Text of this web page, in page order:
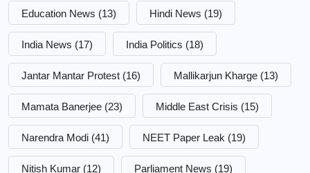
Education News (13) Hindi News (19)
India News (17) India Politics (18)
Jantar Mantar Protest (16) Mallikarjun Kharge (13)
Mamata Banerjee (23) Middle East Crisis (15)
Narendra Modi (41) NEET Paper Leak (19)
Nitish Kumar (12) Parliament News (19)